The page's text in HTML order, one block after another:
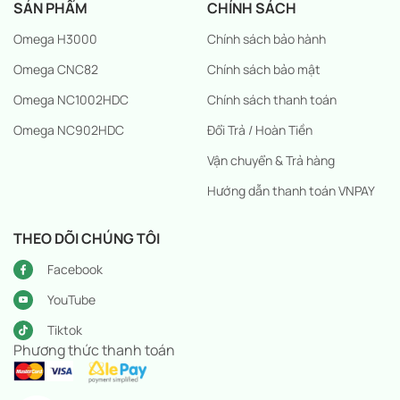
SẢN PHẨM
Omega H3000
Omega CNC82
Omega NC1002HDC
Omega NC902HDC
CHÍNH SÁCH
Chính sách bảo hành
Chính sách bảo mật
Chính sách thanh toán
Đổi Trả / Hoàn Tiền
Vận chuyển & Trả hàng
Hướng dẫn thanh toán VNPAY
THEO DÕI CHÚNG TÔI
Facebook
YouTube
Tiktok
Phương thức thanh toán